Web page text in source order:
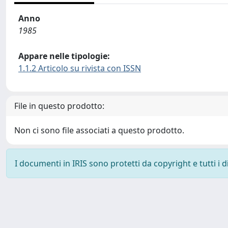
Anno
1985
Appare nelle tipologie:
1.1.2 Articolo su rivista con ISSN
File in questo prodotto:
Non ci sono file associati a questo prodotto.
I documenti in IRIS sono protetti da copyright e tutti i